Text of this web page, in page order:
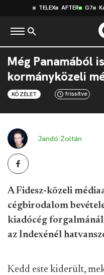
TELEX AFTER G7
Még Panamából
kormányközeli
KÖZÉLET frissítve
Jandó Zoltán
A Fidesz-közeli
cégbirodalom
kiadócég
az Indexénél
Kedd este kiderült,